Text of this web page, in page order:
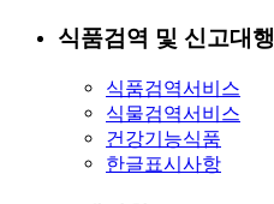
식품검역 및 신고대행
식품검역서비스
식물검역서비스
건강기능식품
한글표시사항